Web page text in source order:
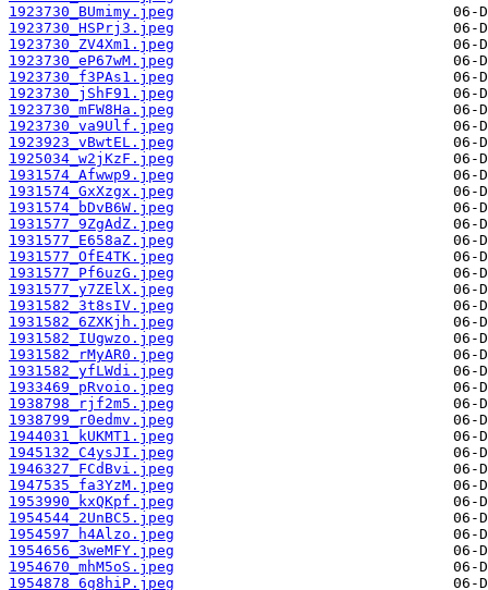
1923730_BUmimy.jpeg
1923730_HSPrj3.jpeg
1923730_ZV4Xm1.jpeg
1923730_eP67wM.jpeg
1923730_f3PAs1.jpeg
1923730_jShF91.jpeg
1923730_mFW8Ha.jpeg
1923730_va9Ulf.jpeg
1923923_vBwtEL.jpeg
1925034_w2jKzF.jpeg
1931574_Afwwp9.jpeg
1931574_GxXzgx.jpeg
1931574_bDvB6W.jpeg
1931577_9ZgAdZ.jpeg
1931577_E658aZ.jpeg
1931577_OfE4TK.jpeg
1931577_Pf6uzG.jpeg
1931577_y7ZElX.jpeg
1931582_3t8sIV.jpeg
1931582_6ZXKjh.jpeg
1931582_IUgwzo.jpeg
1931582_rMyAR0.jpeg
1931582_yfLWdi.jpeg
1933469_pRvoio.jpeg
1938798_rjf2m5.jpeg
1938799_r0edmv.jpeg
1944031_kUKMT1.jpeg
1945132_C4ysJI.jpeg
1946327_FCdBvi.jpeg
1947535_fa3YzM.jpeg
1953990_kxQKpf.jpeg
1954544_2UnBC5.jpeg
1954597_h4Alzo.jpeg
1954656_3weMFY.jpeg
1954670_mhM5oS.jpeg
1954878_6g8hiP.jpeg